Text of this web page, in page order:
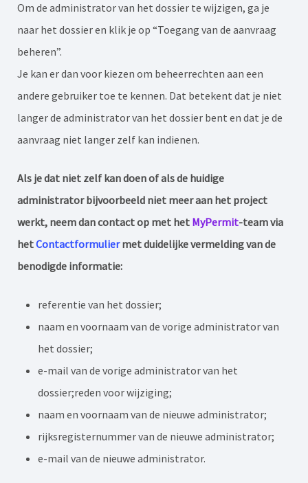
Om de administrator van het dossier te wijzigen, ga je
naar het dossier en klik je op “Toegang van de aanvraag
beheren”.
Je kan er dan voor kiezen om beheerrechten aan een
andere gebruiker toe te kennen. Dat betekent dat je niet
langer de administrator van het dossier bent en dat je de
aanvraag niet langer zelf kan indienen.
Als je dat niet zelf kan doen of als de huidige
administrator bijvoorbeeld niet meer aan het project
werkt, neem dan contact op met het MyPermit-team via
hetContactformuliermet duidelijke vermelding van de
benodigde informatie:
referentie van het dossier;
naam en voornaam van de vorige administrator van
het dossier;
e-mail van de vorige administrator van het
dossier;reden voor wijziging;
naam en voornaam van de nieuwe administrator;
rijksregisternummer van de nieuwe administrator;
e-mail van de nieuwe administrator.